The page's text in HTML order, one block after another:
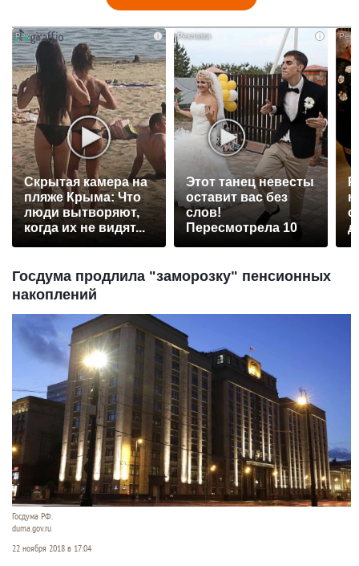
i
Скрытая камера на
пляже Крыма: Что
люди вытворяют,
когда их не видят...
i
Этот танец невесты
оставит вас без
слов!
Пересмотрела 10
Госдума продлила "заморозку" пенсионных
накоплений
Госдума РФ.
duma.gov.ru
22 ноября 2018 в 17:04